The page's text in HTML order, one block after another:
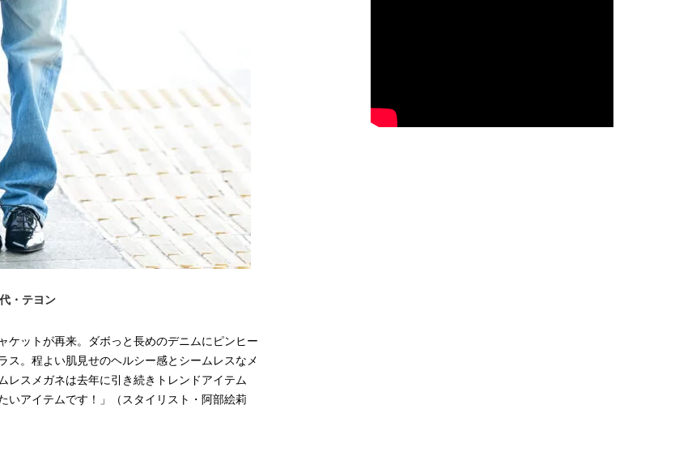
・テヨン
ケットが再来。ダボっと長めのデニムにピンヒー
ス。程よい肌見せのヘルシー感とシームレスなメ
スメガネは去年に引き続きトレンドアイテム
いアイテムです！」（スタイリスト・阿部絵莉